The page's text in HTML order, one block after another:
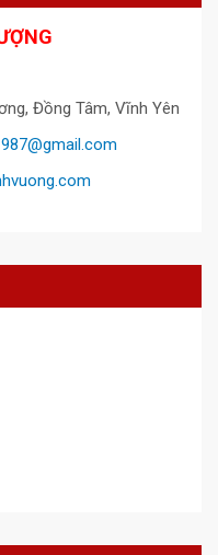
Đồng Tâm, Vĩnh Yên